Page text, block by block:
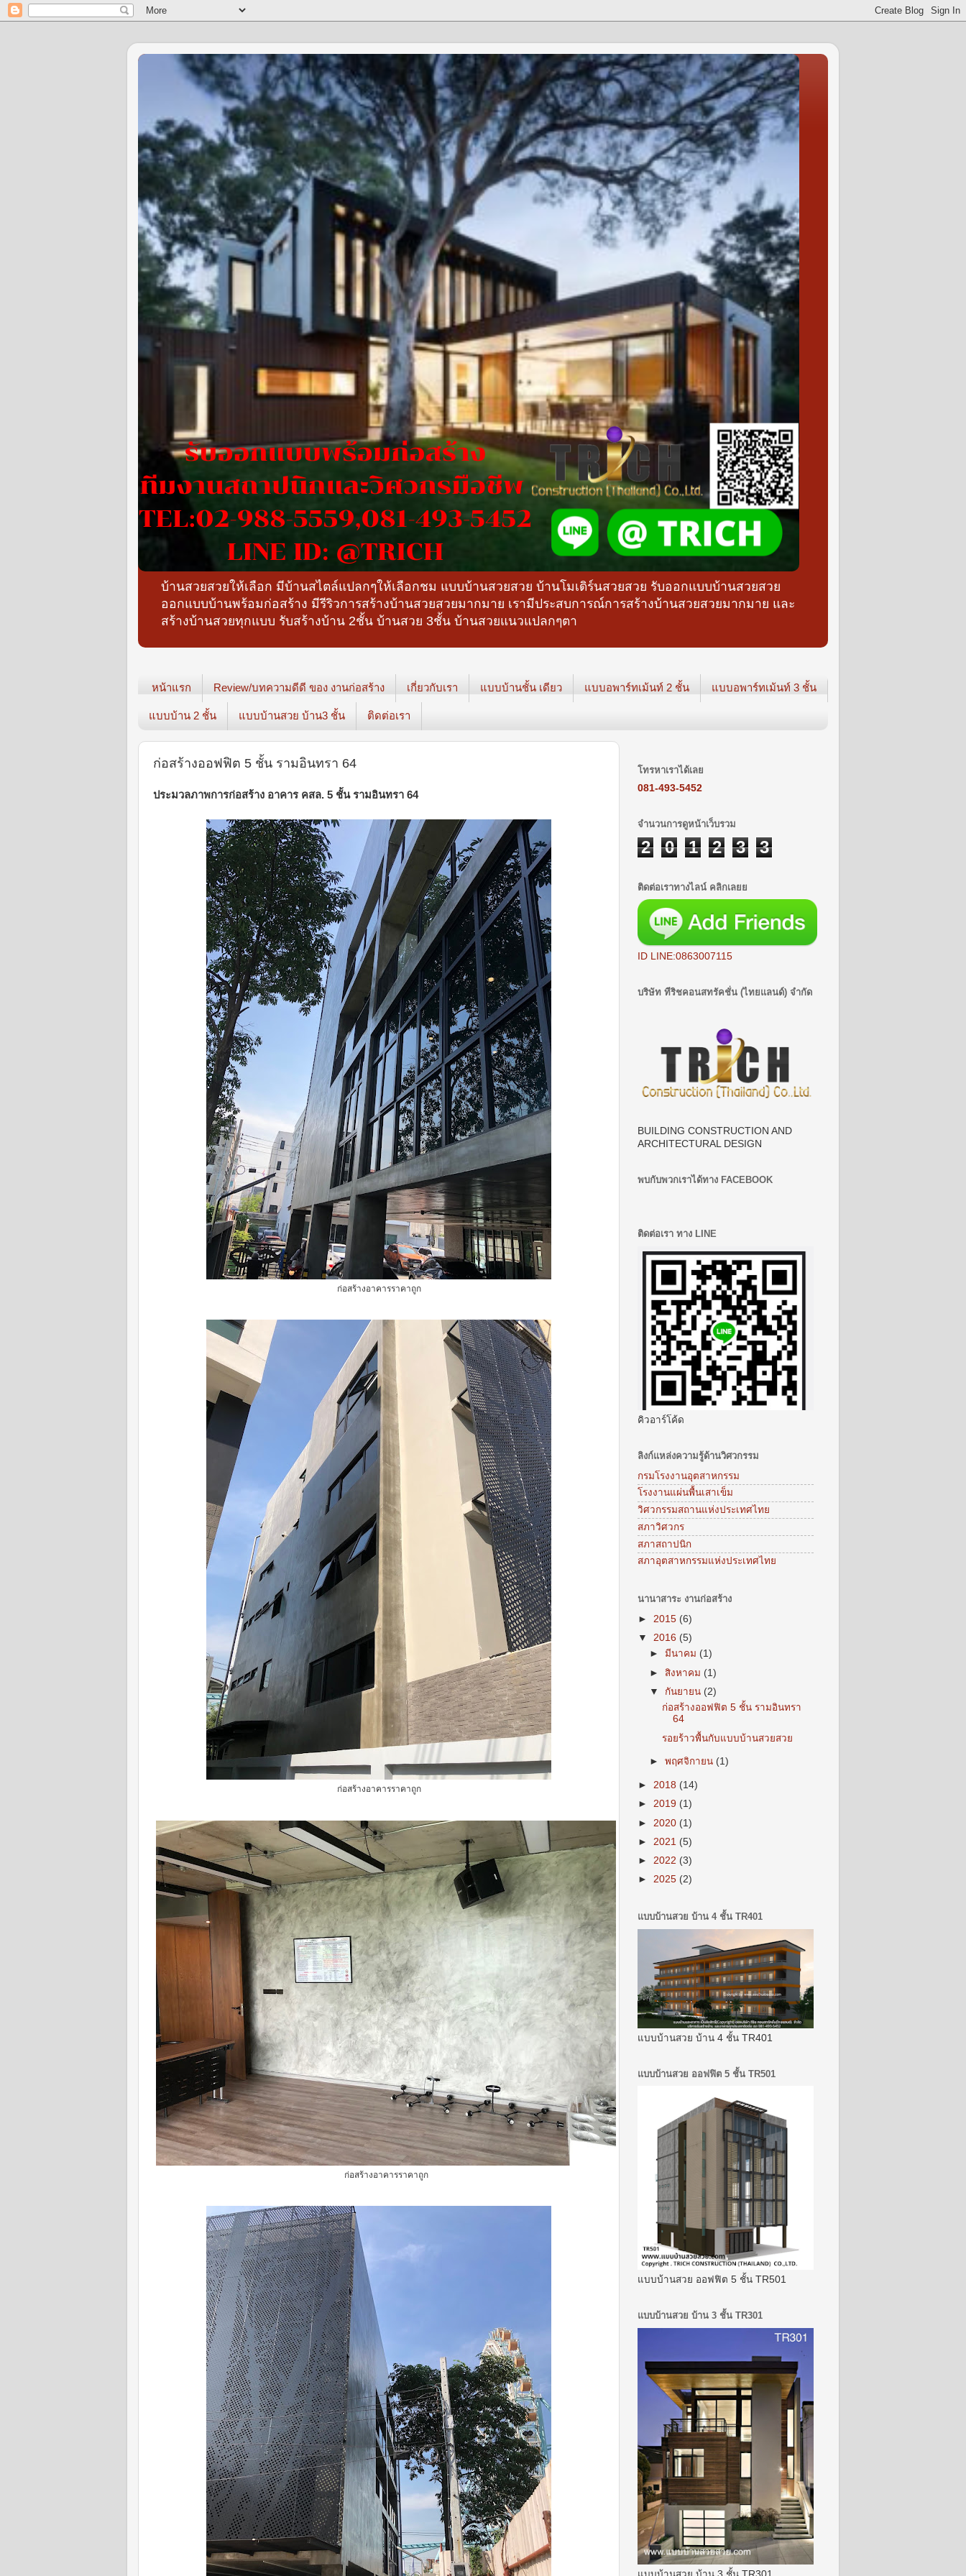
บ้านสวยสวยให้เลือก มีบ้านสไตล์แปลกๆให้เลือกชม แบบบ้านสวยสวย บ้านโมเดิร์นสวยสวย รับออกแบบบ้านสวยสวย
ออกแบบบ้านพร้อมก่อสร้าง มีรีริวการสร้างบ้านสวยสวยมากมาย เรามีประสบการณ์การสร้างบ้านสวยสวยมากมาย และ
สร้างบ้านสวยทุกแบบ รับสร้างบ้าน 2ชั้น บ้านสวย 3ชั้น บ้านสวยแนวแปลกๆตา
หน้าแรก Review/บทความดีดี ของ งานก่อสร้าง เกี่ยวกับเรา แบบบ้านชั้น เดียว แบบอพาร์ทเม้นท์ 2 ชั้น แบบอพาร์ทเม้นท์ 3 ชั้น
แบบบ้าน 2 ชั้น แบบบ้านสวย บ้าน3 ชั้น ติดต่อเรา
ก่อสร้างออฟฟิต 5 ชั้น รามอินทรา 64
ประมวลภาพการก่อสร้าง อาคาร คสล. 5 ชั้น รามอินทรา 64
ก่อสร้างอาคารราคาถูก
ก่อสร้างอาคารราคาถูก
ก่อสร้างอาคารราคาถูก
โทรหาเราได้เลย
081-493-5452
จำนวนการดูหน้าเว็บรวม
2 0 1 2 3 3
ติดต่อเราทางไลน์ คลิกเลยย
ID LINE:0863007115
บริษัท ทีริชคอนสทรัคชั่น (ไทยแลนด์) จำกัด
BUILDING CONSTRUCTION AND
ARCHITECTURAL DESIGN
พบกับพวกเราได้ทาง FACEBOOK
ติดต่อเรา ทาง LINE
คิวอาร์โค้ด
ลิงก์แหล่งความรู้ด้านวิศวกรรม
กรมโรงงานอุตสาหกรรม
โรงงานแผ่นพื้นเสาเข็ม
วิศวกรรมสถานแห่งประเทศไทย
สภาวิศวกร
สภาสถาปนิก
สภาอุตสาหกรรมแห่งประเทศไทย
นานาสาระ งานก่อสร้าง
► 2015 (6)
▼ 2016 (5)
►มีนาคม (1)
►สิงหาคม (1)
▼ กันยายน (2)
ก่อสร้างออฟฟิต 5 ชั้น รามอินทรา
64
รอยร้าวพื้นกับแบบบ้านสวยสวย
►พฤศจิกายน (1)
► 2018 (14)
► 2019 (1)
► 2020 (1)
► 2021 (5)
► 2022 (3)
► 2025 (2)
แบบบ้านสวย บ้าน 4 ชั้น TR401
แบบบ้านสวย บ้าน 4 ชั้น TR401
แบบบ้านสวย ออฟฟิต 5 ชั้น TR501
แบบบ้านสวย ออฟฟิต 5 ชั้น TR501
แบบบ้านสวย บ้าน 3 ชั้น TR301